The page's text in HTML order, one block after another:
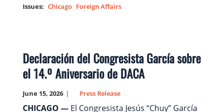
Issues: Chicago Foreign Affairs
Declaración del Congresista García sobre
el 14.º Aniversario de DACA
June 15, 2026 Press Release
CHICAGO — El Congresista Jesús “Chuy” García